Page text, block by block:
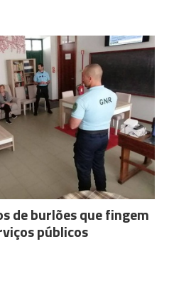
de burlões que fingem
públicos